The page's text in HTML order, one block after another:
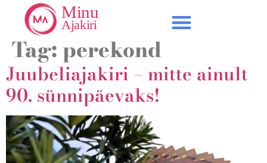
Tag:perekond
Juubeliajakiri – mitte ainult
90. sünnipäevaks!